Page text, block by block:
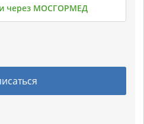
через МОСГОРМЕД